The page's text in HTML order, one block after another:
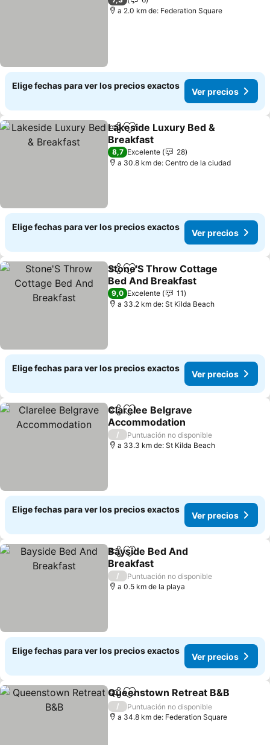
a 2.0 km de: Federation Square
Elige fechas para ver los precios exactos
Ver precios
CompartirAgregar a favoritos
Lakeside Luxury Bed &
Breakfast
8,7 Excelente
28
a 30.8 km de: Centro de la ciudad
Elige fechas para ver los precios exactos
Ver precios
CompartirAgregar a favoritos
Stone'S Throw Cottage
Bed And Breakfast
9,0 Excelente
11
a 33.2 km de: St Kilda Beach
Elige fechas para ver los precios exactos
Ver precios
CompartirAgregar a favoritos
Clarelee Belgrave
Accommodation
/
Puntuación no disponible
a 33.3 km de: St Kilda Beach
Elige fechas para ver los precios exactos
Ver precios
CompartirAgregar a favoritos
Bayside Bed And
Breakfast
/
Puntuación no disponible
a 0.5 km de la playa
Elige fechas para ver los precios exactos
Ver precios
CompartirAgregar a favoritos
Queenstown Retreat B&B
/
Puntuación no disponible
a 34.8 km de: Federation Square